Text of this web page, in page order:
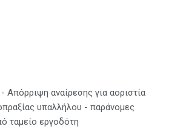
αναίρεσης για αοριστία
υπαλλήλου - παράνομες
ταμείο εργοδότη